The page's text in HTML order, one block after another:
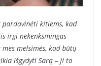
kitiems, kad
irgi nekenksmingas
melsimės, kad būtų
išgydyti Sarą – ji to